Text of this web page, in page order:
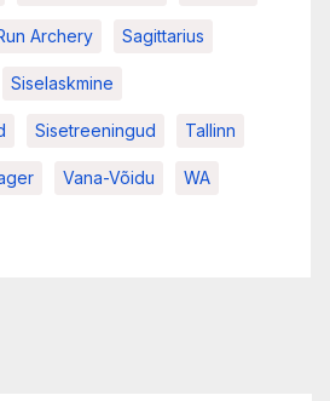
Archery Sagittarius
Siselaskmine
Sisetreeningud Tallinn
Vana-Võidu WA